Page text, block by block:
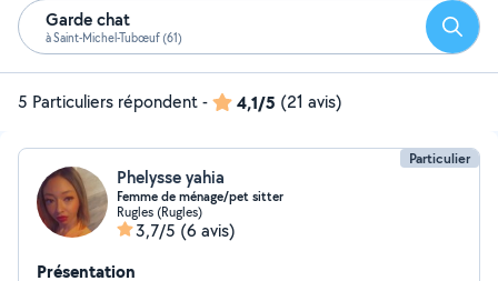
Garde chat
à Saint-Michel-Tubœuf (61)
5 Particuliers répondent- 4,1/5 (21 avis)
Particulier
Phelysse yahia
Femme de ménage/pet sitter
Rugles (Rugles)
3,7/5 (6 avis)
Présentation